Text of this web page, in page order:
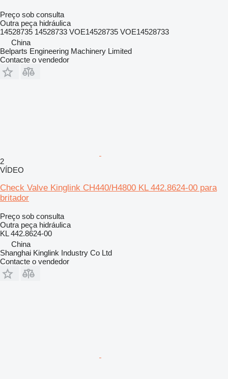
Preço sob consulta
Outra peça hidráulica
14528735 14528733 VOE14528735 VOE14528733
China
Belparts Engineering Machinery Limited
Contacte o vendedor
2
VÍDEO
Check Valve Kinglink CH440/H4800 KL 442.8624-00 para
britador
Preço sob consulta
Outra peça hidráulica
KL 442.8624-00
China
Shanghai Kinglink Industry Co Ltd
Contacte o vendedor